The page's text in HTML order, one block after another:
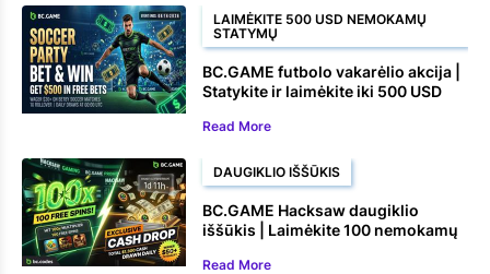
LAIMĖKITE 500 USD NEMOKAMŲ
STATYMŲ
BC.GAME futbolo vakarėlio akcija |
Statykite ir laimėkite iki 500 USD
Read More
DAUGIKLIO IŠŠŪKIS
BC.GAME Hacksaw daugiklio
iššūkis | Laimėkite 100 nemokamų
Read More